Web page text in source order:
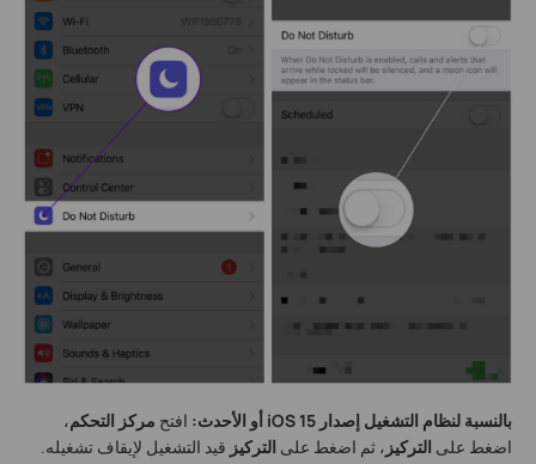
بالنسبة لنظام التشغيل إصدار iOS 15 أو الأحدث: افتح مركز التحكم،
اضغط على التركيز ، ثم اضغط على التركيز قيد التشغيل لإيقاف تشغيله.